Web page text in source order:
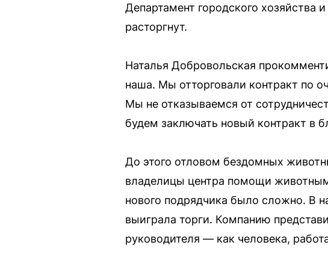
Департамент городского хозяйства
расторгнут.
Наталья Добровольская
наша. Мы отторговали контракт по
Мы не отказываемся от
будем заключать новый контракт в
До этого отловом бездомных
владелицы центра помощи
нового подрядчика было сложно. В
выиграла торги. Компанию
руководителя — как человека,